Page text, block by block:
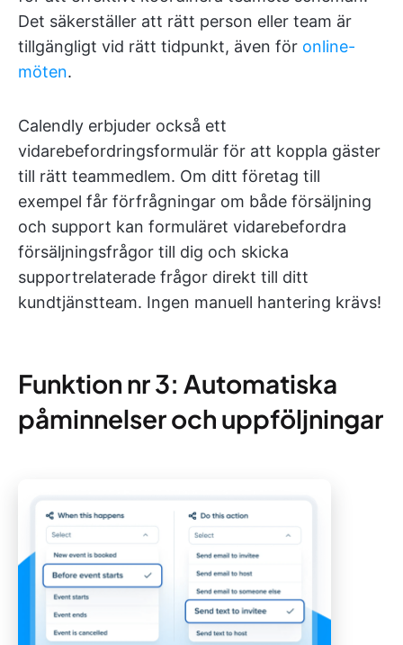
Det säkerställer att rätt person eller team är
tillgängligt vid rätt tidpunkt, även för online-
möten.
Calendly erbjuder också ett
vidarebefordringsformulär för att koppla gäster
till rätt teammedlem. Om ditt företag till
exempel får förfrågningar om både försäljning
och support kan formuläret vidarebefordra
försäljningsfrågor till dig och skicka
supportrelaterade frågor direkt till ditt
kundtjänstteam. Ingen manuell hantering krävs!
Funktion nr 3: Automatiska
påminnelser och uppföljningar